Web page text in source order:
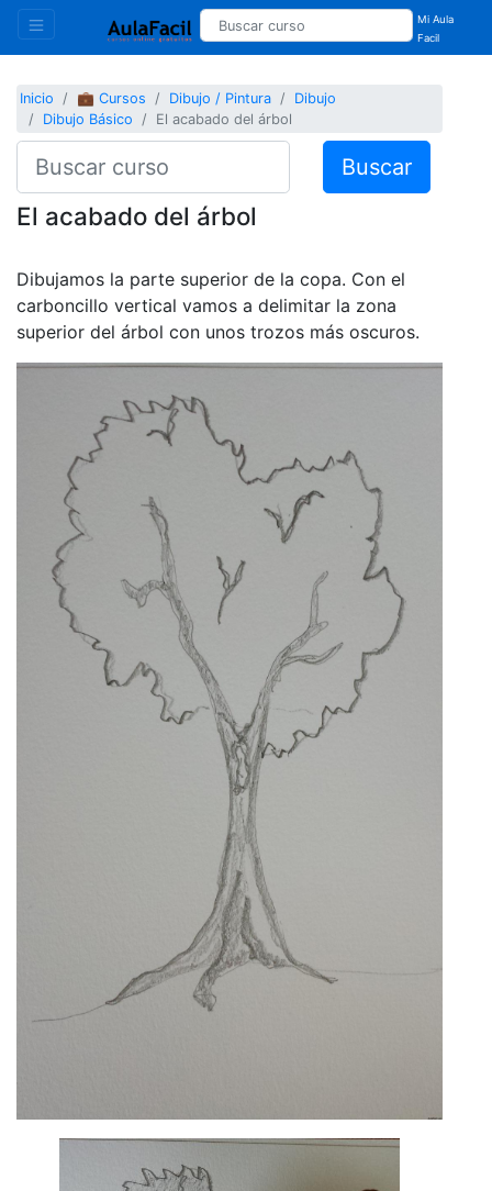
Mi Aula
Facil
Inicio 💼 Cursos Dibujo / Pintura
Dibujo
Dibujo Básico
El acabado del árbol
Buscar
El acabado del árbol
Dibujamos la parte superior de la copa. Con el
carboncillo vertical vamos a delimitar la zona
superior del árbol con unos trozos más oscuros.